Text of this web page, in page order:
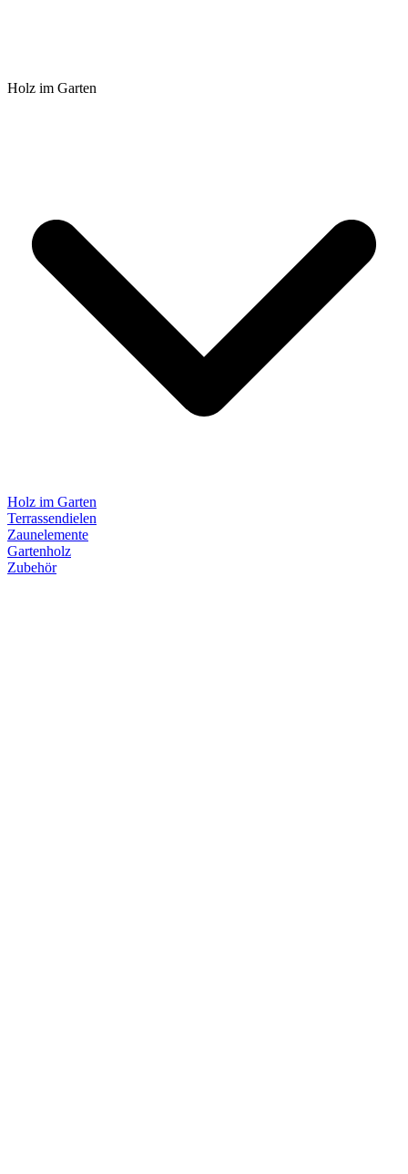
Holz im Garten
Holz im Garten
Terrassendielen
Zaunelemente
Gartenholz
Zubehör